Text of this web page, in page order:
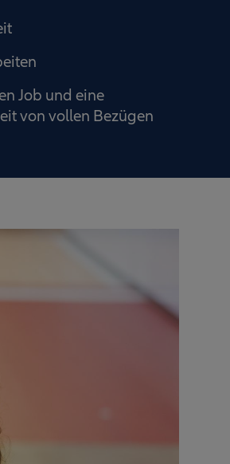
Job und eine
von vollen Bezügen